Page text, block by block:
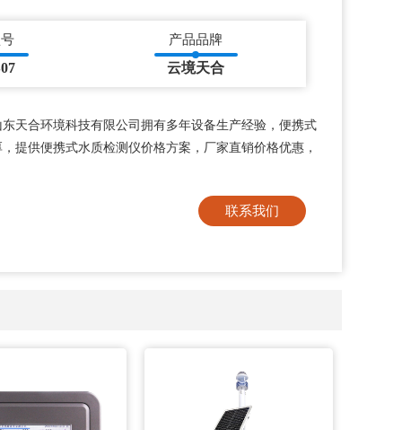
产品品牌
云境天合
天合环境科技有限公司拥有多年设备生产经验，便携式
提供便携式水质检测仪价格方案，厂家直销价格优惠，
联系我们